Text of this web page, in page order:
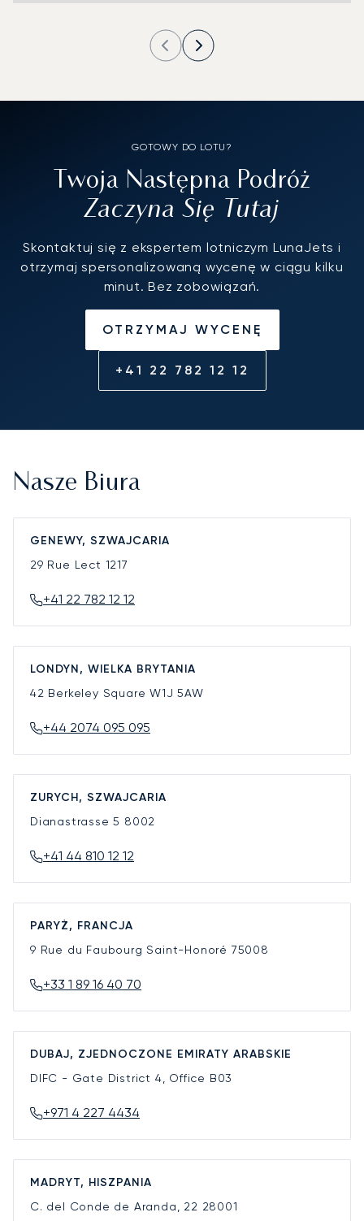
GOTOWY DO LOTU?
Twoja Następna Podróż
Zaczyna Się Tutaj
Skontaktuj się z ekspertem lotniczym LunaJets i
otrzymaj spersonalizowaną wycenę w ciągu kilku
minut. Bez zobowiązań.
OTRZYMAJ WYCENĘ
+41 22 782 12 12
Nasze Biura
GENEWY, SZWAJCARIA
29 Rue Lect 1217
+41 22 782 12 12
LONDYN, WIELKA BRYTANIA
42 Berkeley SquareW1J 5AW
+44 2074 095 095
ZURYCH, SZWAJCARIA
Dianastrasse 5 8002
+41 44 810 12 12
PARYŻ, FRANCJA
9 Rue du Faubourg Saint-Honoré 75008
+33 1 89 16 40 70
DUBAJ, ZJEDNOCZONE EMIRATY ARABSKIE
DIFC - Gate District 4, Office B03
+971 4 227 4434
MADRYT, HISZPANIA
C. del Conde de Aranda, 22 28001